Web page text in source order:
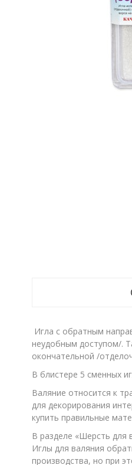
Игла с обратным
неудобным доступом/.
окончательной /
В блистере 5 сменных
Валяние относится к
для декорирования
купить правильные
В разделе «Шерсть для
Иглы для валяния
производства, но при